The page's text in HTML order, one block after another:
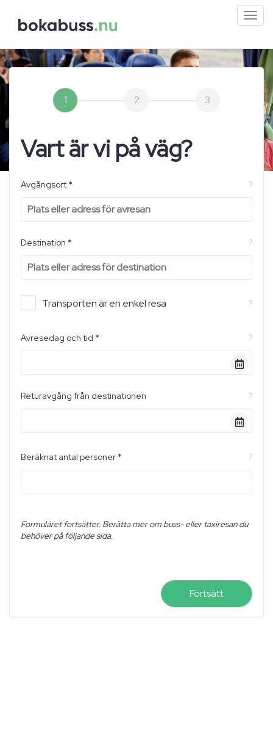
1 2 3
Vart är vi på väg?
Avgångsort * ?
Destination * ?
Transporten är en enkel resa ?
Avresedag och tid * ?
Returavgång från destinationen ?
Beräknat antal personer * ?
Formuläret fortsätter. Berätta mer om buss- eller taxiresan du
behöver på följande sida.
Fortsätt